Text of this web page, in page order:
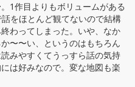
1作目よりもボリュームがある
をほとんど観てないので結構
わってしまった。いや、なか
〜〜い、というのはもちろん
みやすくてうっすら話の気持
は好みなので。変な地図も楽